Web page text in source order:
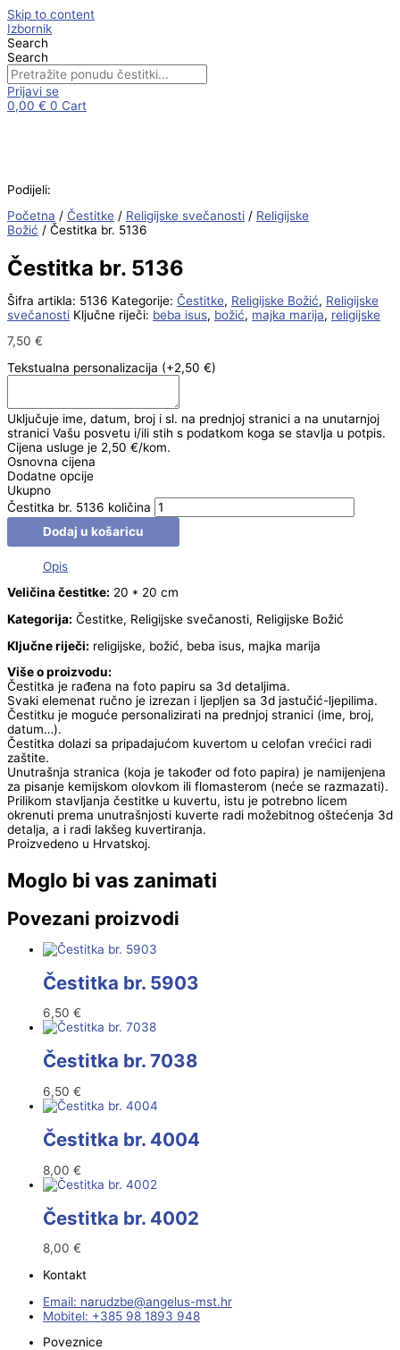
Skip to content
Izbornik
Search
Search
Prijavi se
0,00 € 0 Cart
Podijeli:
Početna / Čestitke / Religijske svečanosti / Religijske
Božić / Čestitka br. 5136
Čestitka br. 5136
Šifra artikla: 5136 Kategorije: Čestitke, Religijske Božić, Religijske
svečanosti Ključne riječi: beba isus, božić, majka marija, religijske
7,50 €
Tekstualna personalizacija (+2,50 €)
Uključuje ime, datum, broj i sl. na prednjoj stranici a na unutarnjoj
stranici Vašu posvetu i/ili stih s podatkom koga se stavlja u potpis.
Cijena usluge je 2,50 €/kom.
Osnovna cijena
Dodatne opcije
Ukupno
Čestitka br. 5136 količina
Dodaj u košaricu
Opis
Veličina čestitke: 20 * 20 cm
Kategorija: Čestitke, Religijske svečanosti, Religijske Božić
Ključne riječi: religijske, božić, beba isus, majka marija
Više o proizvodu:
Čestitka je rađena na foto papiru sa 3d detaljima.
Svaki elemenat ručno je izrezan i ljepljen sa 3d jastučić-ljepilima.
Čestitku je moguće personalizirati na prednjoj stranici (ime, broj,
datum…).
Čestitka dolazi sa pripadajućom kuvertom u celofan vrećici radi
zaštite.
Unutrašnja stranica (koja je također od foto papira) je namijenjena
za pisanje kemijskom olovkom ili flomasterom (neće se razmazati).
Prilikom stavljanja čestitke u kuvertu, istu je potrebno licem
okrenuti prema unutrašnjosti kuverte radi možebitnog oštećenja 3d
detalja, a i radi lakšeg kuvertiranja.
Proizvedeno u Hrvatskoj.
Moglo bi vas zanimati
Povezani proizvodi
Čestitka br. 5903
6,50 €
Čestitka br. 7038
6,50 €
Čestitka br. 4004
8,00 €
Čestitka br. 4002
8,00 €
Kontakt
Email:
rh.tsm-sulegna
@ebzduran
Mobitel: +385 98 1893 948
Poveznice